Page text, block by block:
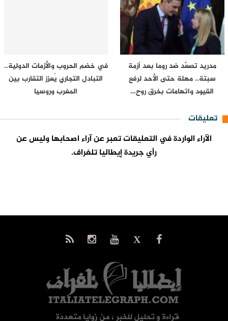
مدريد تصعّد ضد روما بعد أزمة
سبتة.. مهلة حتى الأحد لرفع
القيود واتهامات بخرق روح…
في خضم الحروب والأزمات الدولية..
التبادل التجاري يُعزز التقارب بين
المغرب وروسيا
تعليقات
الآراء الواردة في التعليقات تعبر عن آراء اصحابها وليس عن
رأي جريدة إيطاليا تلغراف.